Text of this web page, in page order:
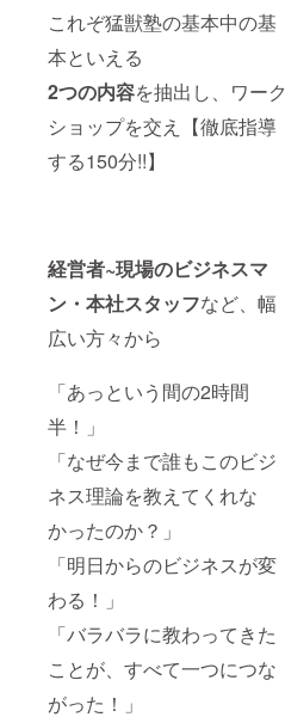
これぞ猛獣塾の基本中の基
本といえる
2つの内容を抽出し、ワーク
ショップを交え【徹底指導
する150分!!】
経営者~現場のビジネスマ
ン・本社スタッフなど、幅
広い方々から
「あっという間の2時間
半！」
「なぜ今まで誰もこのビジ
ネス理論を教えてくれな
かったのか？」
「明日からのビジネスが変
わる！」
「バラバラに教わってきた
ことが、すべて一つにつな
がった！」